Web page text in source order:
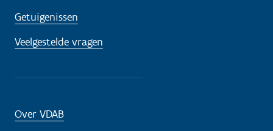
Getuigenissen
Veelgestelde vragen
Over VDAB